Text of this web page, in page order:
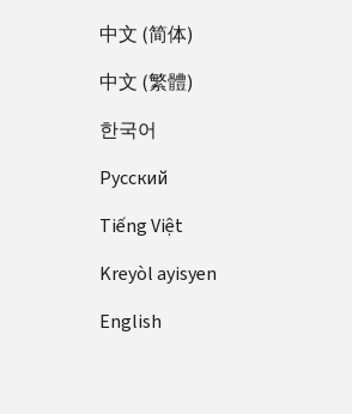
中文 (简体)
中文 (繁體)
한국어
Pусский
Tiếng Việt
Kreyòl ayisyen
English